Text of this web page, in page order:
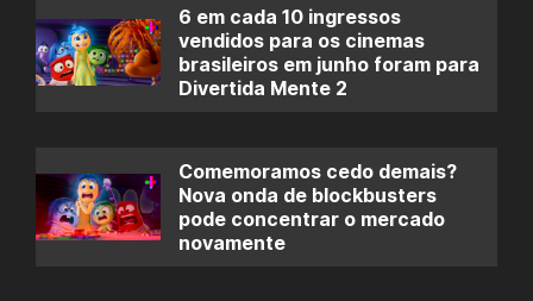
6 em cada 10 ingressos
vendidos para os cinemas
brasileiros em junho foram para
Divertida Mente 2
Comemoramos cedo demais?
Nova onda de blockbusters
pode concentrar o mercado
novamente